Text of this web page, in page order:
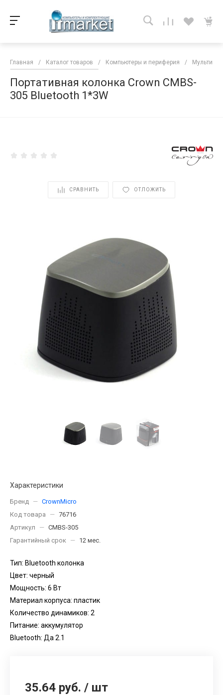
Главная / Каталог товаров / Компьютеры и периферия /
Портативная колонка Crown CMBS-
305 Bluetooth 1*3W
СРАВНИТЬ ОТЛОЖИТЬ
Характеристики
Бренд — CrownMicro
Код товара
— 76716
Артикул
— CMBS-305
Гарантийный срок
— 12 мес.
Тип: Bluetooth колонка
Цвет: черный
Мощность: 6 Вт
Материал корпуса: пластик
Количество динамиков: 2
Питание: аккумулятор
Bluetooth: Да 2.1
35.64 руб. / шт